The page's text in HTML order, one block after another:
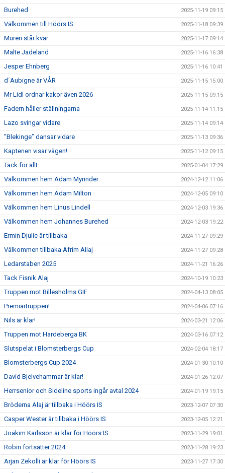
Burehed 2025-11-19 09:15
Välkommen till Höörs IS 2025-11-18 09:39
Muren står kvar 2025-11-17 09:14
Malte Jadeland 2025-11-16 16:38
Jesper Ehnberg 2025-11-16 10:41
d´Aubigne är VÅR 2025-11-15 15:00
Mr Lidl ordnar kakor även 2026 2025-11-15 09:15
Fadern håller ställningarna 2025-11-14 11:15
Lazo svingar vidare 2025-11-14 09:14
”Blekinge” dansar vidare 2025-11-13 09:36
Kaptenen visar vägen! 2025-11-12 09:15
Tack för allt 2025-01-04 17:29
Välkommen hem Adam Myrinder 2024-12-12 11:06
Välkommen hem Adam Milton 2024-12-05 09:10
Välkommen hem Linus Lindell 2024-12-03 19:36
Välkommen hem Johannes Burehed 2024-12-03 19:22
Ermin Djulic är tillbaka 2024-11-27 09:29
Välkommen tillbaka Afrim Aliaj 2024-11-27 09:28
Ledarstaben 2025 2024-11-21 16:26
Tack Fisnik Alaj 2024-10-19 10:23
Truppen mot Billesholms GIF 2024-04-13 08:05
Premiärtruppen! 2024-04-06 07:16
Nils är klar! 2024-03-21 12:06
Truppen mot Hardeberga BK 2024-03-16 07:12
Slutspelat i Blomsterbergs Cup 2024-02-04 18:17
Blomsterbergs Cup 2024 2024-01-30 10:10
David Bjelvehammar är klar! 2024-01-26 12:07
Herrsenior och Sideline sports ingår avtal 2024 2024-01-19 19:15
Bröderna Alaj är tillbaka i Höörs IS 2023-12-07 07:30
Casper Wester är tillbaka i Höörs IS 2023-12-05 12:21
Joakim Karlsson är klar för Höörs IS 2023-11-29 19:01
Robin fortsätter 2024 2023-11-28 19:23
Arjan Zekolli är klar för Höörs IS 2023-11-27 17:30